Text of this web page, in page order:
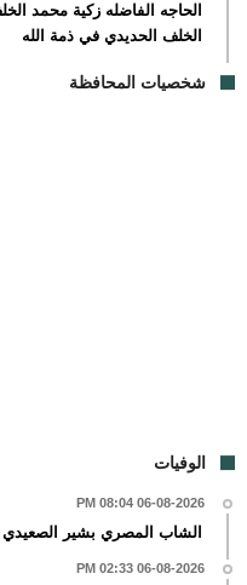
الحاجه الفاضله زكية محمد
الخلف الحديدي في ذمة الله
شخصيات المحافظة
الوفيات
06-08-2026 08:04 PM
الشاب المصري بشير
06-08-2026 02:33 PM